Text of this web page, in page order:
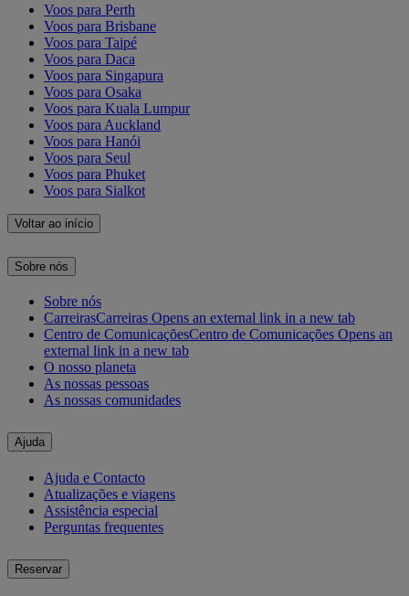
Voos para Perth
Voos para Brisbane
Voos para Taipé
Voos para Daca
Voos para Singapura
Voos para Osaka
Voos para Kuala Lumpur
Voos para Auckland
Voos para Hanói
Voos para Seul
Voos para Phuket
Voos para Sialkot
Voltar ao início
Sobre nós
Sobre nós
CarreirasCarreiras Opens an external link in a new tab
Centro de ComunicaçõesCentro de Comunicações Opens an
external link in a new tab
O nosso planeta
As nossas pessoas
As nossas comunidades
Ajuda
Ajuda e Contacto
Atualizações e viagens
Assistência especial
Perguntas frequentes
Reservar